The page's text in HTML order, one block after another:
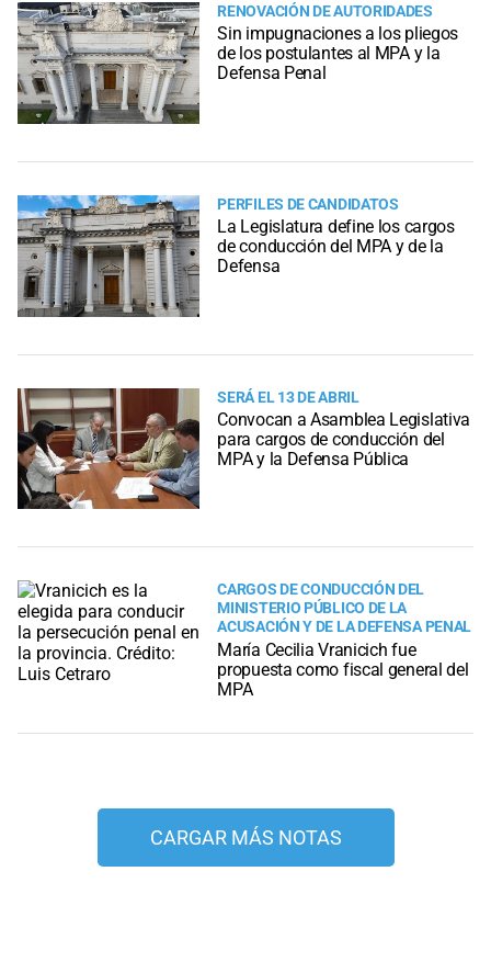
RENOVACIÓN DE AUTORIDADES
Sin impugnaciones a los pliegos
de los postulantes al MPA y la
Defensa Penal
PERFILES DE CANDIDATOS
La Legislatura define los cargos
de conducción del MPA y de la
Defensa
SERÁ EL 13 DE ABRIL
Convocan a Asamblea Legislativa
para cargos de conducción del
MPA y la Defensa Pública
CARGOS DE CONDUCCIÓN DEL
MINISTERIO PÚBLICO DE LA
ACUSACIÓN Y DE LA DEFENSA PENAL
María Cecilia Vranicich fue
propuesta como fiscal general del
MPA
CARGAR MÁS NOTAS